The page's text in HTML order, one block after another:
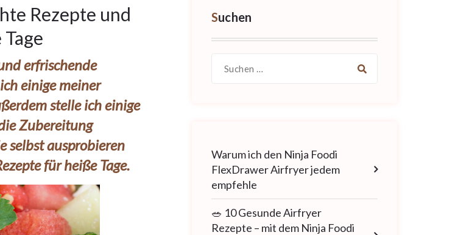
Rezepte und
erfrischende
einige meiner
stelle ich einige
Zubereitung
selbst ausprobieren
für heiße Tage.
Suchen
nach:
Warum ich den Ninja Foodi
FlexDrawer Airfryer jedem
empfehle
🥗 10 Gesunde Airfryer
Rezepte – mit dem Ninja Foodi